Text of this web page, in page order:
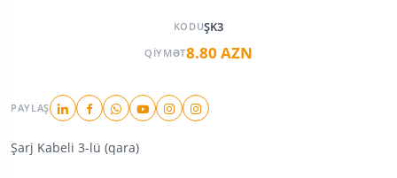
KODUŞK3
QIYMƏT8.80 AZN
PAYLAŞ
Şarj Kabeli 3-lü (qara)